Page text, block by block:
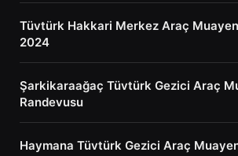
Tüvtürk Hakkari Merkez Araç
2024
Şarkikaraağaç Tüvtürk Gezici Araç
Randevusu
Haymana Tüvtürk Gezici Araç